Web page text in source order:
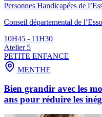
Personnes Handicapées de
Conseil départemental de
10H45 - 11H30
Atelier 5
PETITE ENFANCE
MENTHE
Bien grandir avec les
ans pour réduire les